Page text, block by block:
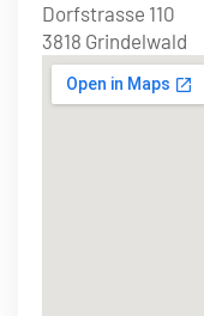
Dorfstrasse 110
3818 Grindelwald